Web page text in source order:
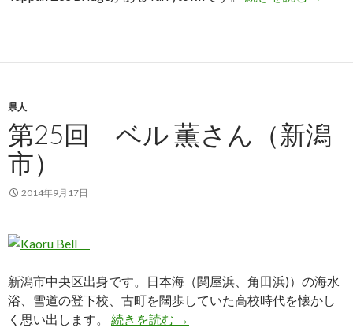
県人
第25回 ベル 薫さん（新潟
市）
2014年9月17日
新潟市中央区出身です。日本海（関屋浜、角田浜)）の海水
浴、雪道の登下校、古町を闊歩していた高校時代を懐かし
く思い出します。 続きを読む 第25回 ベル 薫さん（新潟市
→